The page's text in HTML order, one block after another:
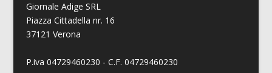
Giornale Adige SRL
Piazza Cittadella nr. 16
37121 Verona
P.iva 04729460230 - C.F. 04729460230